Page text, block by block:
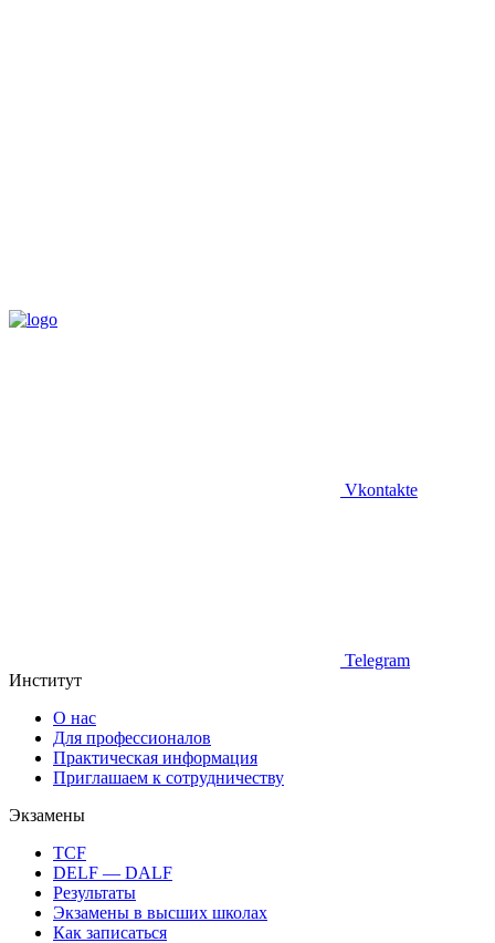
Vkontakte
Telegram
Институт
О нас
Для профессионалов
Практическая информация
Приглашаем к сотрудничеству
Экзамены
TCF
DELF — DALF
Результаты
Экзамены в высших школах
Как записаться